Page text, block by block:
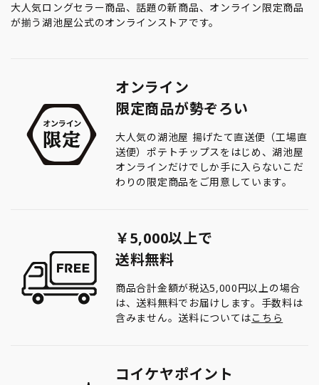
大人気ロングセラー商品、話題の新商品、オンライン限定商品
が揃う湖池屋公式のオンラインストアです。
オンライン
限定商品が勢ぞろい
大人気の湖池屋 揚げたて直送便（工場直
送便）ポテトチップスをはじめ、湖池屋
オンラインだけでしか手に入らないこだ
わりの限定商品をご用意しています。
￥5,000以上で
送料無料
商品合計金額が税込5,000円以上の場合
は、送料無料でお届けします。手数料は
含みません。送料についてはこちら
コイケヤポイント